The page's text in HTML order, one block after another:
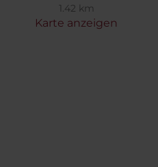
1.42 km
Karte anzeigen